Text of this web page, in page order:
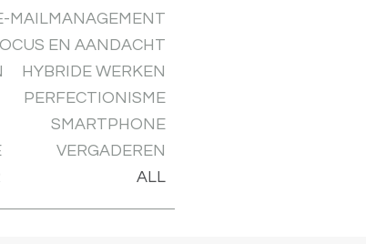
MAILMANAGEMENT
EN AANDACHT
HYBRIDE WERKEN
PERFECTIONISME
SMARTPHONE
VERGADEREN
ALL